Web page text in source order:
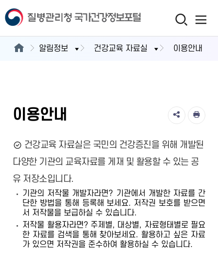
알림정보 건강교육 자료실 이용안내
이용안내
건강교육 자료실은 국민의 건강증진을 위해 개발된
다양한 기관의 교육자료를 게재 및 활용할 수 있는 공
유 저장소입니다.
기관의 저작물 개발자라면? 기관에서 개발한 자료를 간
단한 방법을 통해 등록해 보세요. 저작권 보호를 받으면
서 저작물을 보급하실 수 있습니다.
저작물 활용자라면? 주제별, 대상별, 자료형태별로 필요
한 자료를 검색을 통해 찾아보세요. 활용하고 싶은 자료
가 있으면 저작권을 준수하여 활용하실 수 있습니다.